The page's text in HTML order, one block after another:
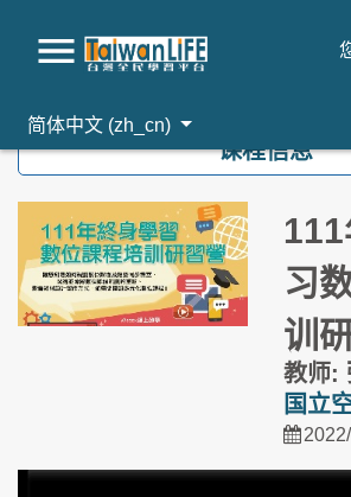
简体中文 ‎(zh_cn)‎
课程信息
习
训
教师:
国立